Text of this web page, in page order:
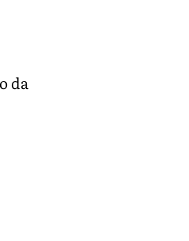
da